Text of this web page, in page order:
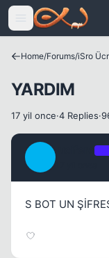
Icerige atla
Home/Forums/
YARDIM
17 yil once·4 Replies·
S BOT UN